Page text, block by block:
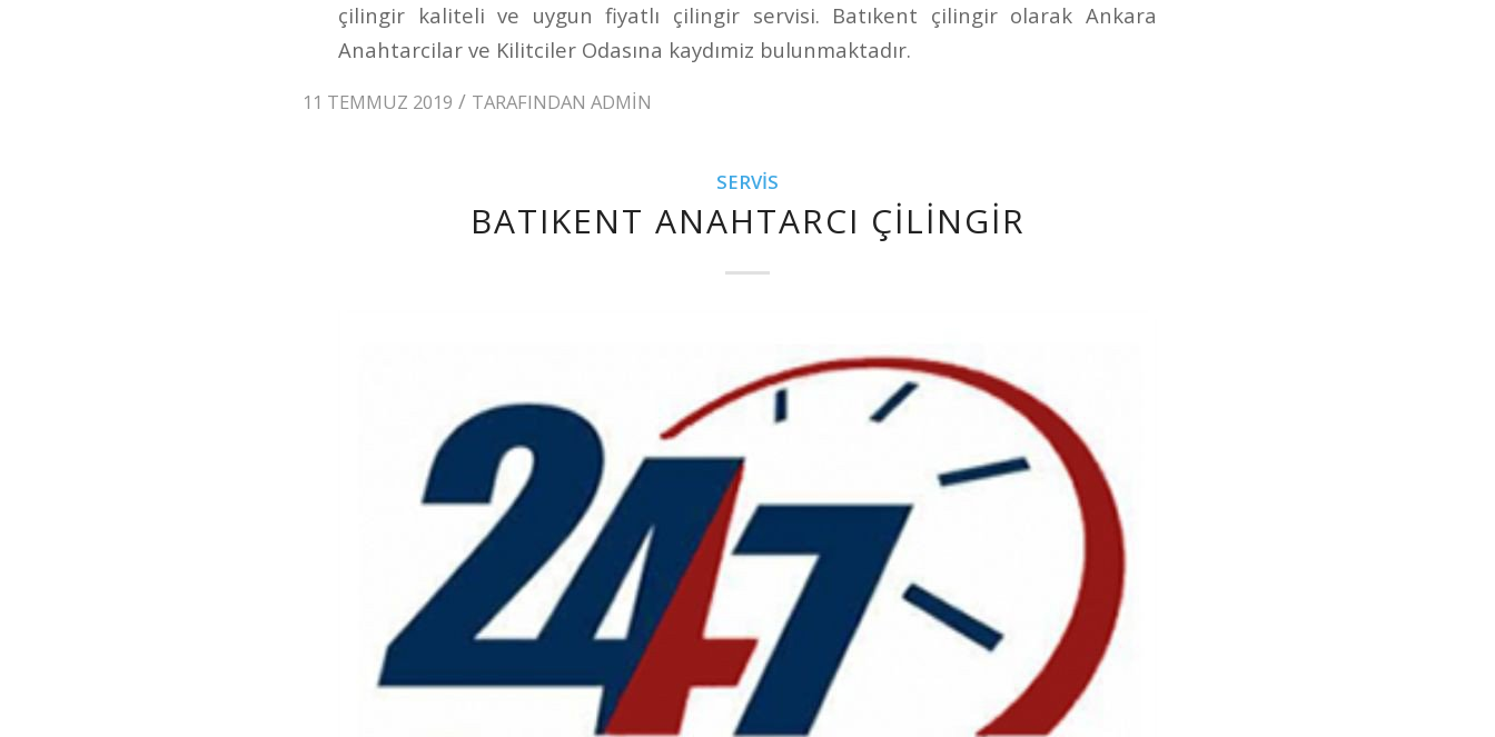
çilingir kaliteli ve uygun fiyatlı çilingir servisi. Batıkent çilingir olarak Ankara
Anahtarcilar ve Kilitciler Odasına kaydımiz bulunmaktadır.
11 TEMMUZ 2019 / TARAFINDAN ADMIN
SERVIS
BATIKENT ANAHTARCI ÇILINGIR